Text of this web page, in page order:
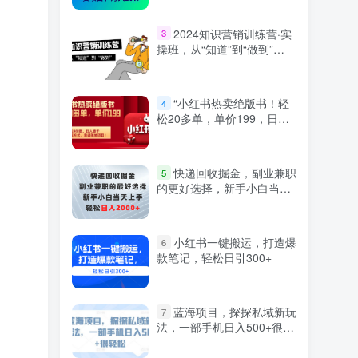
3 2024知识营销训练营·实
操班，从“知道”到“做到”
4 “小红书热卖绝版书！轻
松20多单，单价199，日入
5 快递回收掘金，副业兼职
的更好选择，新手小白当天
6 小红书一键搬运，打造爆
款笔记，轻松日引300+
7 蓝海项目，探探私域新玩
法，一部手机日入500+很轻